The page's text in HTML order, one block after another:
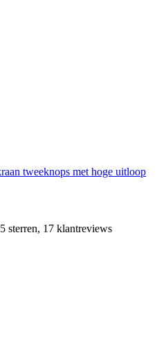
tweeknops met hoge uitloop
sterren, 17 klantreviews